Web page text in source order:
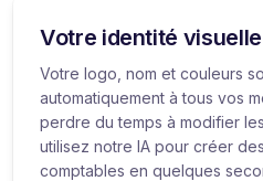
Votre identité visuelle
Votre logo, nom et couleurs
automatiquement à tous vos
perdre du temps à modifier
utilisez notre IA pour créer
comptables en quelques